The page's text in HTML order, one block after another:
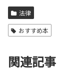
法律
おすすめ本
関連記事